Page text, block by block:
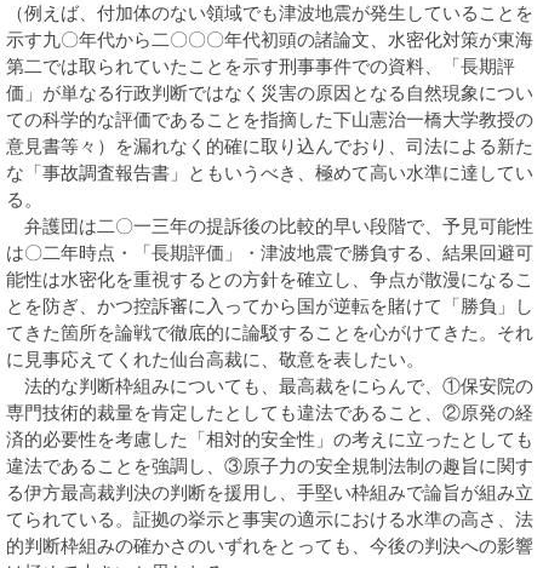
（例えば、付加体のない領域でも津波地震が発生していることを
示す九〇年代から二〇〇〇年代初頭の諸論文、水密化対策が東海
第二では取られていたことを示す刑事事件での資料、「長期評
価」が単なる行政判断ではなく災害の原因となる自然現象につい
ての科学的な評価であることを指摘した下山憲治一橋大学教授の
意見書等々）を漏れなく的確に取り込んでおり、司法による新た
な「事故調査報告書」ともいうべき、極めて高い水準に達してい
る。
弁護団は二〇一三年の提訴後の比較的早い段階で、予見可能性
は〇二年時点・「長期評価」・津波地震で勝負する、結果回避可
能性は水密化を重視するとの方針を確立し、争点が散漫になるこ
とを防ぎ、かつ控訴審に入ってから国が逆転を賭けて「勝負」し
てきた箇所を論戦で徹底的に論駁することを心がけてきた。それ
に見事応えてくれた仙台高裁に、敬意を表したい。
法的な判断枠組みについても、最高裁をにらんで、①保安院の
専門技術的裁量を肯定したとしても違法であること、②原発の経
済的必要性を考慮した「相対的安全性」の考えに立ったとしても
違法であることを強調し、③原子力の安全規制法制の趣旨に関す
る伊方最高裁判決の判断を援用し、手堅い枠組みで論旨が組み立
てられている。証拠の挙示と事実の適示における水準の高さ、法
的判断枠組みの確かさのいずれをとっても、今後の判決への影響